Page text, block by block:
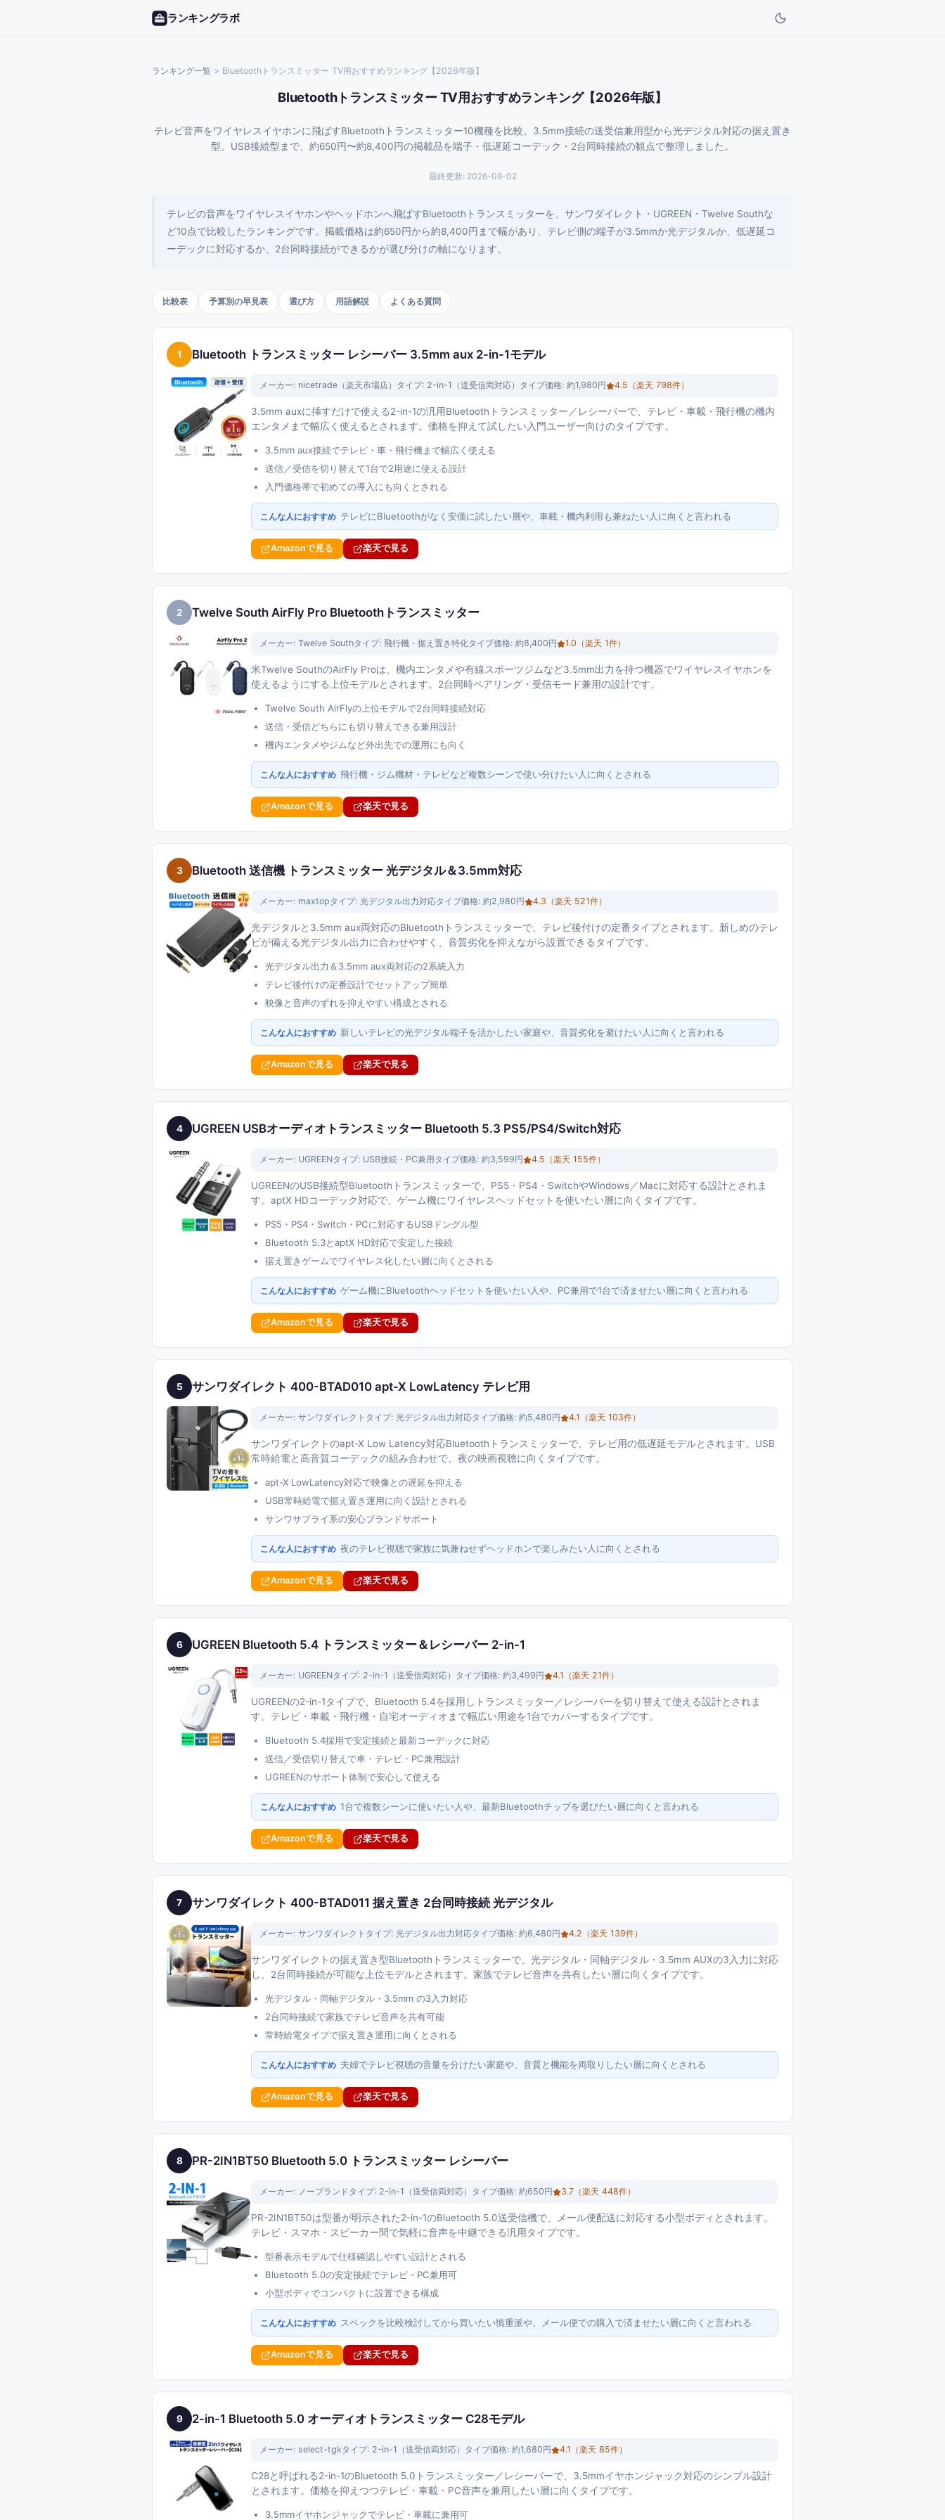
ランキングラボ
ランキング一覧 > Bluetoothトランスミッター TV用おすすめランキング【2026年版】
Bluetoothトランスミッター TV用おすすめランキング【2026年版】
テレビ音声をワイヤレスイヤホンに飛ばすBluetoothトランスミッター10機種を比較。3.5mm接続の送受信兼用型から光デジタル対応の据え置き
型、USB接続型まで、約650円〜約8,400円の掲載品を端子・低遅延コーデック・2台同時接続の観点で整理しました。
最終更新: 2026-08-02
テレビの音声をワイヤレスイヤホンやヘッドホンへ飛ばすBluetoothトランスミッターを、サンワダイレクト・UGREEN・Twelve Southな
ど10点で比較したランキングです。掲載価格は約650円から約8,400円まで幅があり、テレビ側の端子が3.5mmか光デジタルか、低遅延コ
ーデックに対応するか、2台同時接続ができるかが選び分けの軸になります。
比較表 予算別の早見表 選び方 用語解説 よくある質問
1 Bluetooth トランスミッター レシーバー 3.5mm aux 2-in-1モデル
メーカー: nicetrade（楽天市場店） タイプ: 2-in-1（送受信両対応）タイプ価格: 約1,980円 4.5 （楽天 798件）
3.5mm auxに挿すだけで使える2-in-1の汎用Bluetoothトランスミッター／レシーバーで、テレビ・車載・飛行機の機内
エンタメまで幅広く使えるとされます。価格を抑えて試したい入門ユーザー向けのタイプです。
3.5mm aux接続でテレビ・車・飛行機まで幅広く使える
送信／受信を切り替えて1台で2用途に使える設計
入門価格帯で初めての導入にも向くとされる
こんな人におすすめ テレビにBluetoothがなく安価に試したい層や、車載・機内利用も兼ねたい人に向くと言われる
Amazonで見る 楽天で見る
2 Twelve South AirFly Pro Bluetoothトランスミッター
メーカー: Twelve Southタイプ: 飛行機・据え置き特化タイプ価格: 約8,400円 1.0 （楽天 1件）
米Twelve SouthのAirFly Proは、機内エンタメや有線スポーツジムなど3.5mm出力を持つ機器でワイヤレスイヤホンを
使えるようにする上位モデルとされます。2台同時ペアリング・受信モード兼用の設計です。
Twelve South AirFlyの上位モデルで2台同時接続対応
送信・受信どちらにも切り替えできる兼用設計
機内エンタメやジムなど外出先での運用にも向く
こんな人におすすめ 飛行機・ジム機材・テレビなど複数シーンで使い分けたい人に向くとされる
Amazonで見る 楽天で見る
3 Bluetooth 送信機 トランスミッター 光デジタル＆3.5mm対応
メーカー: maxtopタイプ: 光デジタル出力対応タイプ価格: 約2,980円 4.3 （楽天 521件）
光デジタルと3.5mm aux両対応のBluetoothトランスミッターで、テレビ後付けの定番タイプとされます。新しめのテレ
ビが備える光デジタル出力に合わせやすく、音質劣化を抑えながら設置できるタイプです。
光デジタル出力＆3.5mm aux両対応の2系統入力
テレビ後付けの定番設計でセットアップ簡単
映像と音声のずれを抑えやすい構成とされる
こんな人におすすめ 新しいテレビの光デジタル端子を活かしたい家庭や、音質劣化を避けたい人に向くと言われる
Amazonで見る 楽天で見る
4 UGREEN USBオーディオトランスミッター Bluetooth 5.3 PS5/PS4/Switch対応
メーカー: UGREENタイプ: USB接続・PC兼用タイプ価格: 約3,599円 4.5 （楽天 155件）
UGREENのUSB接続型Bluetoothトランスミッターで、PS5・PS4・SwitchやWindows／Macに対応する設計とされま
す。aptX HDコーデック対応で、ゲーム機にワイヤレスヘッドセットを使いたい層に向くタイプです。
PS5・PS4・Switch・PCに対応するUSBドングル型
Bluetooth 5.3とaptX HD対応で安定した接続
据え置きゲームでワイヤレス化したい層に向くとされる
こんな人におすすめ ゲーム機にBluetoothヘッドセットを使いたい人や、PC兼用で1台で済ませたい層に向くと言われる
Amazonで見る 楽天で見る
5 サンワダイレクト 400-BTAD010 apt-X LowLatency テレビ用
メーカー: サンワダイレクト タイプ: 光デジタル出力対応タイプ価格: 約5,480円 4.1 （楽天 103件）
サンワダイレクトのapt-X Low Latency対応Bluetoothトランスミッターで、テレビ用の低遅延モデルとされます。USB
常時給電と高音質コーデックの組み合わせで、夜の映画視聴に向くタイプです。
apt-X LowLatency対応で映像との遅延を抑える
USB常時給電で据え置き運用に向く設計とされる
サンワサプライ系の安心ブランドサポート
こんな人におすすめ 夜のテレビ視聴で家族に気兼ねせずヘッドホンで楽しみたい人に向くとされる
Amazonで見る 楽天で見る
6 UGREEN Bluetooth 5.4 トランスミッター＆レシーバー 2-in-1
メーカー: UGREENタイプ: 2-in-1（送受信両対応）タイプ価格: 約3,499円 4.1 （楽天 21件）
UGREENの2-in-1タイプで、Bluetooth 5.4を採用しトランスミッター／レシーバーを切り替えて使える設計とされま
す。テレビ・車載・飛行機・自宅オーディオまで幅広い用途を1台でカバーするタイプです。
Bluetooth 5.4採用で安定接続と最新コーデックに対応
送信／受信切り替えで車・テレビ・PC兼用設計
UGREENのサポート体制で安心して使える
こんな人におすすめ 1台で複数シーンに使いたい人や、最新Bluetoothチップを選びたい層に向くと言われる
Amazonで見る 楽天で見る
7 サンワダイレクト 400-BTAD011 据え置き 2台同時接続 光デジタル
メーカー: サンワダイレクト タイプ: 光デジタル出力対応タイプ価格: 約6,480円 4.2 （楽天 139件）
サンワダイレクトの据え置き型Bluetoothトランスミッターで、光デジタル・同軸デジタル・3.5mm AUXの3入力に対応
し、2台同時接続が可能な上位モデルとされます。家族でテレビ音声を共有したい層に向くタイプです。
光デジタル・同軸デジタル・3.5mm の3入力対応
2台同時接続で家族でテレビ音声を共有可能
常時給電タイプで据え置き運用に向くとされる
こんな人におすすめ 夫婦でテレビ視聴の音量を分けたい家庭や、音質と機能を両取りしたい層に向くとされる
Amazonで見る 楽天で見る
8 PR-2IN1BT50 Bluetooth 5.0 トランスミッター レシーバー
メーカー: ノーブランドタイプ: 2-in-1（送受信両対応）タイプ価格: 約650円 3.7 （楽天 448件）
PR-2IN1BT50は型番が明示された2-in-1のBluetooth 5.0送受信機で、メール便配送に対応する小型ボディとされます。
テレビ・スマホ・スピーカー間で気軽に音声を中継できる汎用タイプです。
型番表示モデルで仕様確認しやすい設計とされる
Bluetooth 5.0の安定接続でテレビ・PC兼用可
小型ボディでコンパクトに設置できる構成
こんな人におすすめ スペックを比較検討してから買いたい慎重派や、メール便での購入で済ませたい層に向くと言われる
Amazonで見る 楽天で見る
9 2-in-1 Bluetooth 5.0 オーディオトランスミッター C28モデル
メーカー: select-tgkタイプ: 2-in-1（送受信両対応）タイプ価格: 約1,680円 4.1 （楽天 85件）
C28と呼ばれる2-in-1のBluetooth 5.0トランスミッター／レシーバーで、3.5mmイヤホンジャック対応のシンプル設計
とされます。価格を抑えつつテレビ・車載・PC音声を兼用したい層に向くタイプです。
3.5mmイヤホンジャックでテレビ・車載に兼用可